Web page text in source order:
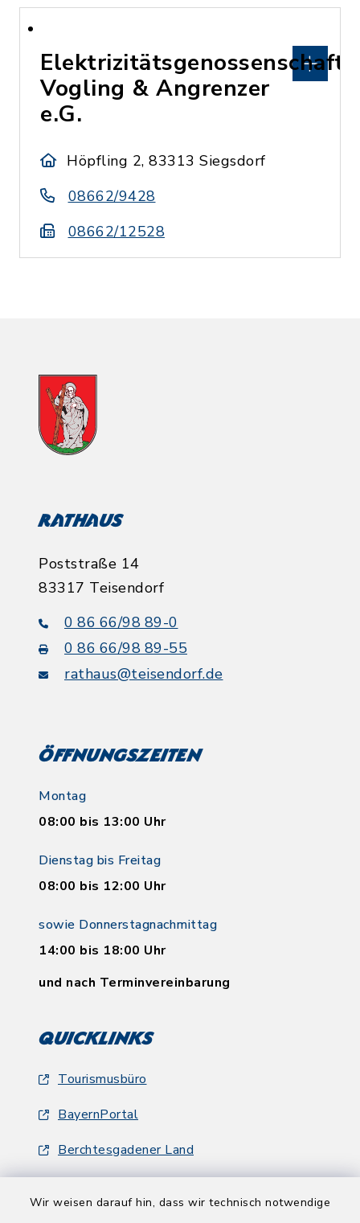
Wir weisen darauf hin, dass wir technisch notwendige
Elektrizitätsgenossenschaft
Vogling & Angrenzer
e.G.
Höpfling 2, 83313 Siegsdorf
08662/9428
08662/12528
Rathaus
Poststraße 14
83317 Teisendorf
0 86 66/98 89-0
0 86 66/98 89-55
rathaus@teisendorf.de
Öffnungszeiten
Montag
08:00 bis 13:00 Uhr
Dienstag bis Freitag
08:00 bis 12:00 Uhr
sowie Donnerstagnachmittag
14:00 bis 18:00 Uhr
und nach Terminvereinbarung
Quicklinks
Tourismusbüro
BayernPortal
Berchtesgadener Land